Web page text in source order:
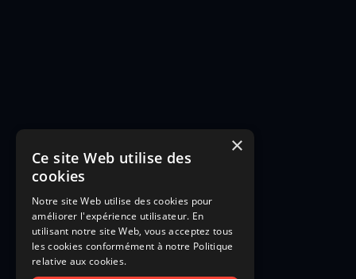
×
Ce site Web utilise des
cookies
Notre site Web utilise des cookies pour
améliorer l'expérience utilisateur. En
utilisant notre site Web, vous acceptez tous
les cookies conformément à notre Politique
relative aux cookies.